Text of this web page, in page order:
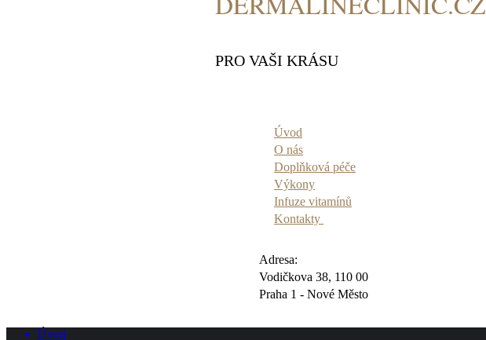
PRO VAŠI KRÁSU
Úvod
O nás
Doplňková péče
Výkony
Infuze vitamínů
Kontakty
Adresa:
Vodičkova 38, 110 00
Praha 1 - Nové Město
Úvod